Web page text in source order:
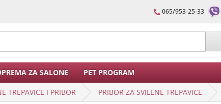
065/953-25-33
ZA SALONE PET PROGRAM
TREPAVICE I PRIBOR PRIBOR ZA SVILENE TREPAVICE